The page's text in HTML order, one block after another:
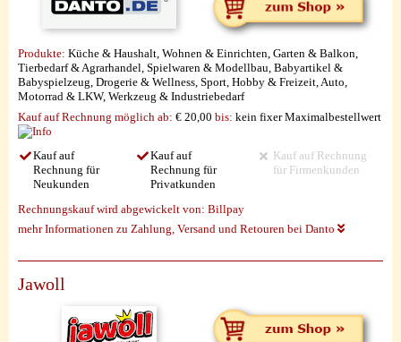
Produkte: Küche & Haushalt, Wohnen & Einrichten, Garten & Balkon,
Tierbedarf & Agrarhandel, Spielwaren & Modellbau, Babyartikel &
Babyspielzeug, Drogerie & Wellness, Sport, Hobby & Freizeit, Auto,
Motorrad & LKW, Werkzeug & Industriebedarf
Kauf auf Rechnung möglich ab: € 20,00 bis: kein fixer Maximalbestellwert
Kauf auf
Rechnung für
Neukunden
Kauf auf
Rechnung für
Privatkunden
Kauf auf Rechnung
für Firmenkunden
Rechnungskauf wird abgewickelt von: Billpay
mehr Informationen zu Zahlung, Versand und Retouren bei Danto
Jawoll